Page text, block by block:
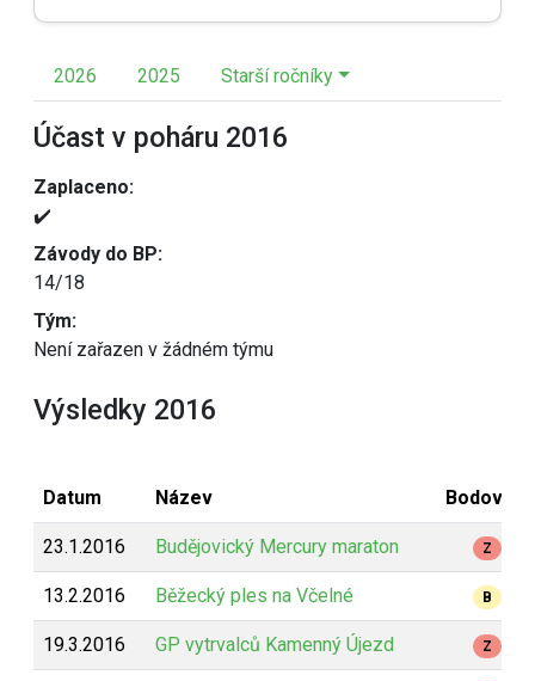
2026 2025 Starší ročníky
Účast v poháru 2016
Zaplaceno:
✔️
Závody do BP:
14/18
Tým:
Není zařazen v žádném týmu
Výsledky 2016
Datum Název Bodování
23.1.2016 Budějovický Mercury maraton Z
13.2.2016 Běžecký ples na Včelné B
19.3.2016 GP vytrvalců Kamenný Újezd Z